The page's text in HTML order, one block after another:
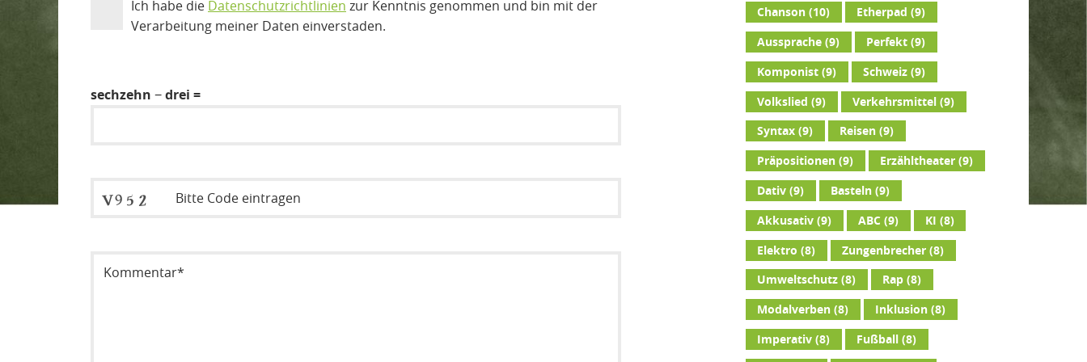
Ich habe die Datenschutzrichtlinien zur Kenntnis genommen und bin mit der
Verarbeitung meiner Daten einverstaden.
sechzehn − drei =
Chanson (10) Etherpad (9)
Aussprache (9) Perfekt (9)
Komponist (9) Schweiz (9)
Volkslied (9) Verkehrsmittel (9)
Syntax (9) Reisen (9)
Präpositionen (9) Erzähltheater (9)
Dativ (9) Basteln (9)
Akkusativ (9) ABC (9) KI (8)
Elektro (8) Zungenbrecher (8)
Umweltschutz (8) Rap (8)
Modalverben (8) Inklusion (8)
Imperativ (8) Fußball (8)